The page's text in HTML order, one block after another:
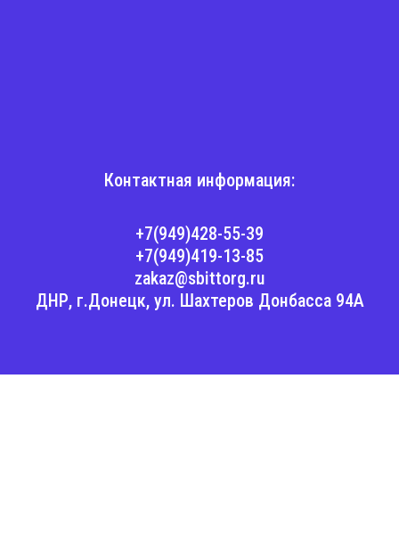
Контактная информация:
+7(949)428-55-39
+7(949)419-13-85
zakaz@sbittorg.ru
ДНР, г.Донецк, ул. Шахтеров Донбасса 94А